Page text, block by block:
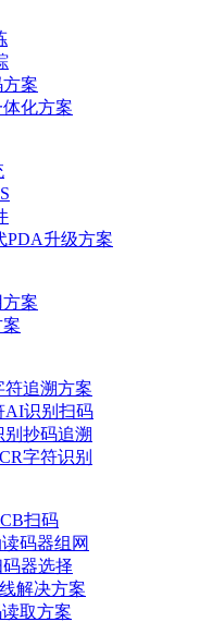
案
化方案
PDA升级方案
案
符追溯方案
AI识别扫码
抄码追溯
字符识别
扫码
码器组网
码器选择
解决方案
取方案